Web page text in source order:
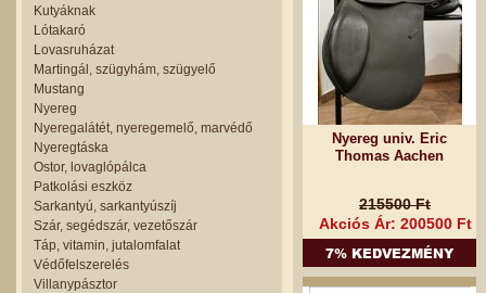
Kutyáknak
Lótakaró
Lovasruházat
Martingál, szügyhám, szügyelő
Mustang
Nyereg
Nyeregalátét, nyeregemelő, marvédő
Nyeregtáska
Ostor, lovaglópálca
Patkolási eszköz
Sarkantyú, sarkantyúszíj
Szár, segédszár, vezetőszár
Táp, vitamin, jutalomfalat
Védőfelszerelés
Villanypásztor
Nyereg univ. Eric
Thomas Aachen
215500 Ft
Akciós Ár: 200500 Ft
7% KEDVEZMÉNY